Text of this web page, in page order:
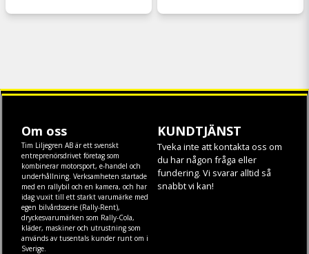
Om oss
Tim Liljegren AB är ett svenskt
entreprenörsdrivet företag som
kombinerar motorsport, e-handel och
underhållning. Verksamheten startade
med en rallybil och en kamera, och har
idag vuxit till ett starkt varumärke med
egen bilvårdsserie (Rally-Rent),
dryckesvarumärken som Rally-Cola,
kläder, maskineroch utrustning som
används av tusentals kunder runt om i
Sverige.
KUNDTJÄNST
Tveka inte att kontakta oss om
du har någon fråga eller
fundering. Vi svarar alltid så
snabbt vi kan!